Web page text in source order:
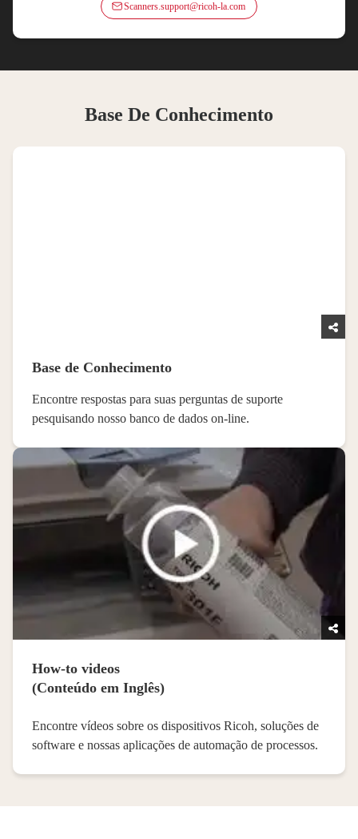
Scanners.support@ricoh-la.com
Base De Conhecimento
Base de Conhecimento
Encontre respostas para suas perguntas de suporte
pesquisando nosso banco de dados on-line.
How-to videos
Encontre vídeos sobre os dispositivos Ricoh, soluções de
software e nossas aplicações de automação de processos.